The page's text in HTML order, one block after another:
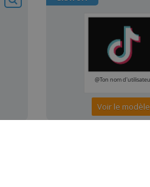
Voir le modèle